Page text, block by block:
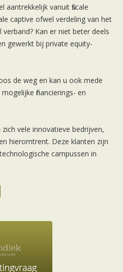
vanuit fiscale
captive ofwel verdeling van het
verband? Kan er niet beter deels
gewerkt bij private equity-
de weg en kan u ook mede
financierings- en
vele innovatieve bedrijven,
hieromtrent. Deze klanten zijn
campussen in